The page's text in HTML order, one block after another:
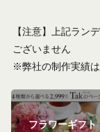
【注意】上記ラン
ございません
※弊社の制作実績は
フラワーギフト